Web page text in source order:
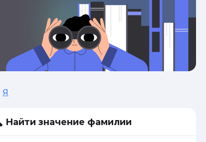
Я
Найти значение фамилии